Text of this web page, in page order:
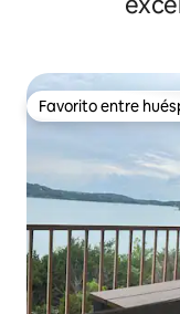
Favorito entre
Favorito entre